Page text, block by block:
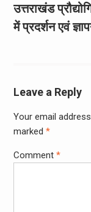
उत्तराखंड
में प्रदर्शन एवं
Leave a Reply
Your email
marked *
Comment *